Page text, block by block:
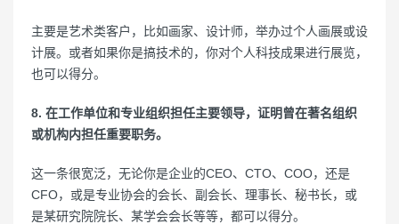
主要是艺术类客户，比如画家、设计师，举办过个人画展或设
计展。或者如果你是搞技术的，你对个人科技成果进行展览，
也可以得分。
8. 在工作单位和专业组织担任主要领导，证明曾在著名组织
或机构内担任重要职务。
这一条很宽泛，无论你是企业的CEO、CTO、COO，还是
CFO，或是专业协会的会长、副会长、理事长、秘书长，或
是某研究院院长、某学会会长等等，都可以得分。